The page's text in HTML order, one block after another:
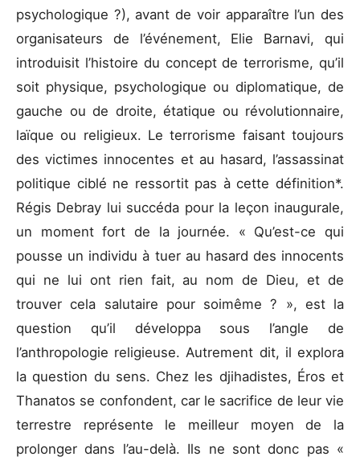
psychologique ?), avant de voir apparaître l’un des
organisateurs de l’événement, Elie Barnavi, qui
introduisit l’histoire du concept de terrorisme, qu’il
soit physique, psychologique ou diplomatique, de
gauche ou de droite, étatique ou révolutionnaire,
laïque ou religieux. Le terrorisme faisant toujours
des victimes innocentes et au hasard, l’assassinat
politique ciblé ne ressortit pas à cette définition*.
Régis Debray lui succéda pour la leçon inaugurale,
un moment fort de la journée. « Qu’est-ce qui
pousse un individu à tuer au hasard des innocents
qui ne lui ont rien fait, au nom de Dieu, et de
trouver cela salutaire pour soimême ? », est la
question qu’il développa sous l’angle de
l’anthropologie religieuse. Autrement dit, il explora
la question du sens. Chez les djihadistes, Éros et
Thanatos se confondent, car le sacrifice de leur vie
terrestre représente le meilleur moyen de la
prolonger dans l’au-delà. Ils ne sont donc pas «